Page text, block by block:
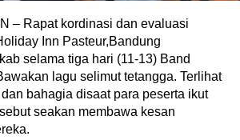
– Rapat kordinasi dan evaluasi
Inn Pasteur,Bandung
selama tiga hari (11-13) Band
lagu selimut tetangga. Terlihat
bahagia disaat para peserta ikut
seakan membawa kesan